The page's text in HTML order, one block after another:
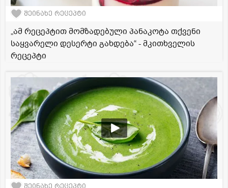
შეინახე რეცეპტი
„ამ რეცეპტით მომზადებული პანაკოტა თქვენი
საყვარელი დესერტი გახდება“ - მკითხველის
რეცეპტი
შეინახე რეცეპტი